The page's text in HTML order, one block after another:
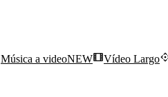
Música a videoNEW Vídeo Largo